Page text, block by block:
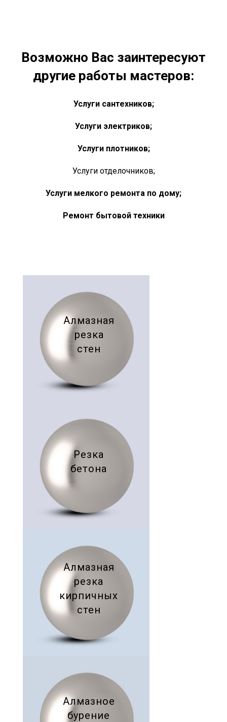
Возможно Вас заинтересуют
другие работы мастеров:
Услуги сантехников;
Услуги электриков;
Услуги плотников;
Услуги отделочников;
Услуги мелкого ремонта по дому;
Ремонт бытовой техники
Алмазная
резка
стен
Резка
бетона
Алмазная
резка
кирпичных
стен
Алмазное
бурение